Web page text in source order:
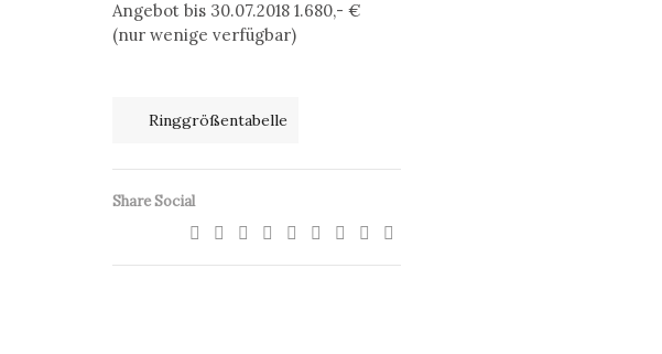
Angebot bis 30.07.2018 1.680,- €
(nur wenige verfügbar)
Ringgrößentabelle
Share Social